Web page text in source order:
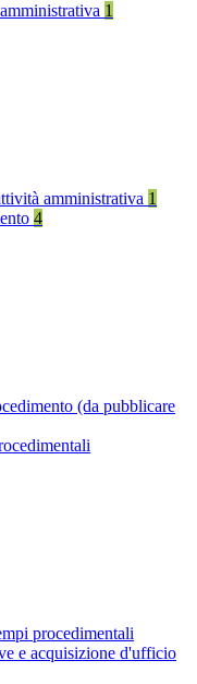
1
amministrativa 1
4
(da pubblicare
procedimentali
e acquisizione d'ufficio